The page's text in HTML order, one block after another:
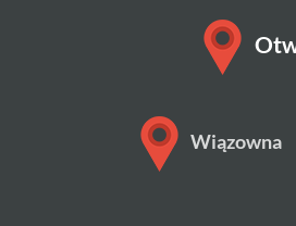
Wiązowna